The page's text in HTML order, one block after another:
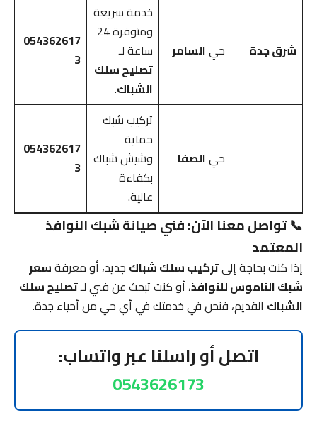
شرق جدة حيالسامر
خدمة سريعة
ومتوفرة 24
ساعة لـ
تصليح سلك
الشباك.
054362617
3
حيالصفا
تركيب شبك
حماية
وشيش شباك
بكفاءة
عالية.
054362617
3
📞 تواصل معنا الآن: فني صيانة شبك النوافذ
المعتمد
إذا كنت بحاجة إلىتركيب سلك شباك جديد، أو معرفةسعر
شبك الناموس للنوافذ، أو كنت تبحث عن فني لـتصليح سلك
الشباك القديم، فنحن في خدمتك في أي حي من أحياء جدة.
اتصل أو راسلنا عبر واتساب:
0543626173